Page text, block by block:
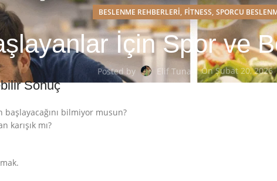
BESLENME REHBERLERI, FITNESS, SPORCU
İçin Spor ve
Posted by Elif Tunay On Şubat 20, 2026
Sonuç
bilmiyor musun?
karışık mı?